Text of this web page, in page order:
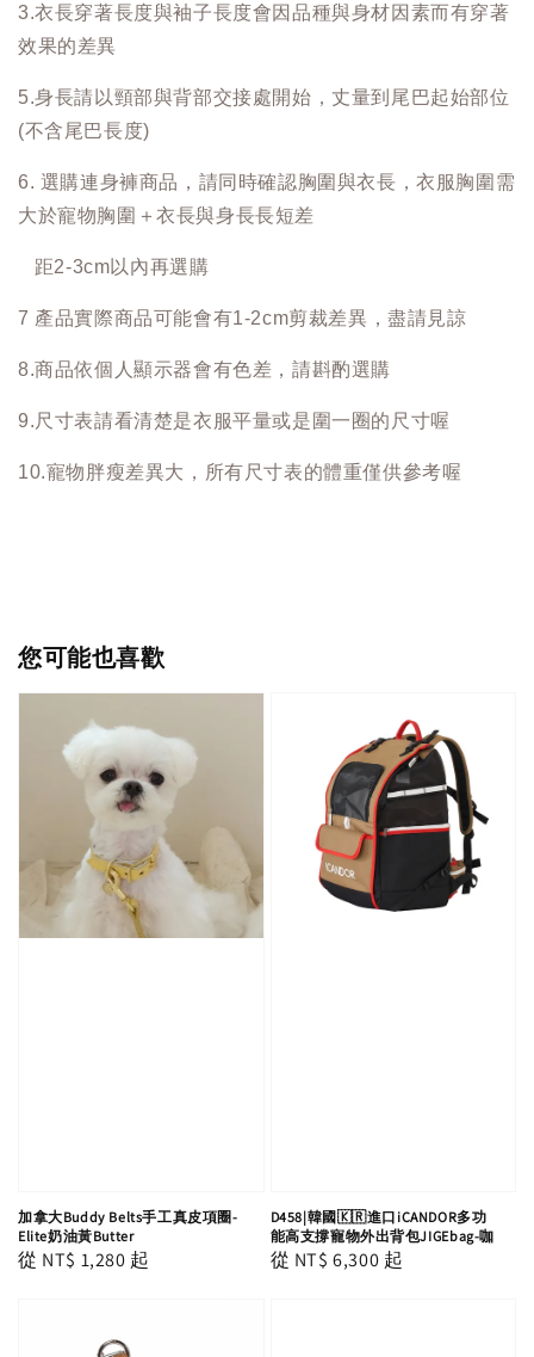
3.衣長穿著長度與袖子長度會因品種與身材因素而有穿著
效果的差異
5.身長請以頸部與背部交接處開始，丈量到尾巴起始部位
(不含尾巴長度)
6. 選購連身褲商品，請同時確認胸圍與衣長，衣服胸圍需
大於寵物胸圍＋衣長與身長長短差
距2-3cm以內再選購
7 產品實際商品可能會有1-2cm剪裁差異，盡請見諒
8.商品依個人顯示器會有色差，請斟酌選購
9.尺寸表請看清楚是衣服平量或是圍一圈的尺寸喔
10.寵物胖瘦差異大，所有尺寸表的體重僅供參考喔
您可能也喜歡
加拿大Buddy Belts手工真皮項圈-
Elite奶油黃Butter
Regular
從 NT$ 1,280 起
D458|韓國🇰🇷進口iCANDOR多功
能高支撐寵物外出背包JIGEbag-咖
Regular
從 NT$ 6,300 起